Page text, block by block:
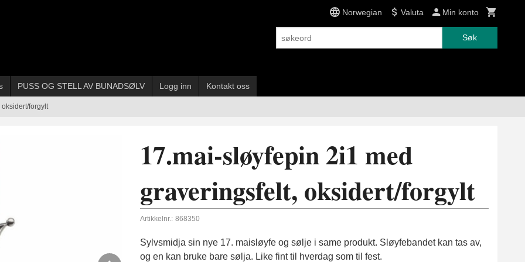
Norwegian Valuta Min konto
Søk
PUSS OG STELL AV BUNADSØLV Logg inn Kontakt oss
forgylt
17.mai-sløyfepin 2i1 med
graveringsfelt, oksidert/forgylt
Artikkelnr.: 868350
Sylvsmidja sin nye 17. maisløyfe og sølje i same produkt. Sløyfebandet kan tas av,
og en kan bruke bare sølja. Like fint til hverdag som til fest.